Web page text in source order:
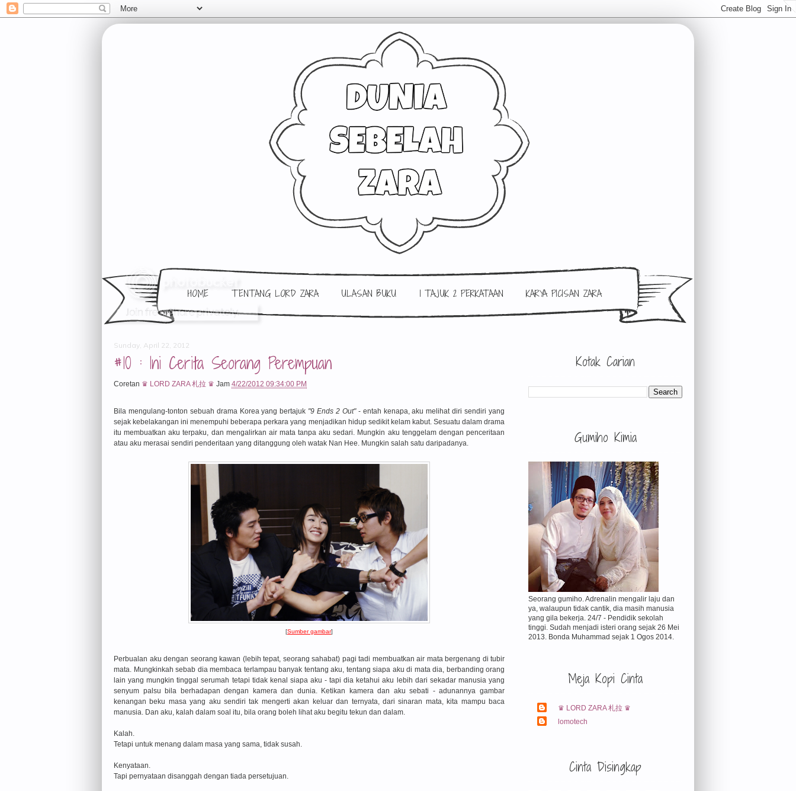
HOME TENTANG LORD ZARA ULASAN BUKU 1 TAJUK 2 PERKATAAN KARYA PICISAN ZARA
Sunday, April 22, 2012
#10 : Ini Cerita Seorang Perempuan
Coretan ♛ LORD ZARA 札拉 ♛ Jam 4/22/2012 09:34:00 PM
Bila mengulang-tonton sebuah drama Korea yang bertajuk "9 Ends 2 Out"- entah kenapa, aku melihat diri sendiri yang
sejak kebelakangan ini menempuhi beberapa perkara yang menjadikan hidup sedikit kelam kabut. Sesuatu dalam drama
itu membuatkan aku terpaku, dan mengalirkan air mata tanpa aku sedari. Mungkin aku tenggelam dengan penceritaan
atau aku merasai sendiri penderitaan yang ditanggung oleh watak Nan Hee. Mungkin salah satu daripadanya.
[Sumber gambar]
Perbualan aku dengan seorang kawan (lebih tepat, seorang sahabat) pagi tadi membuatkan air mata bergenang di tubir
mata. Mungkinkah sebab dia membaca terlampau banyak tentang aku, tentang siapa aku di mata dia, berbanding orang
lain yang mungkin tinggal serumah tetapi tidak kenal siapa aku - tapi dia ketahui aku lebih dari sekadar manusia yang
senyum palsu bila berhadapan dengan kamera dan dunia. Ketikan kamera dan aku sebati - adunannya gambar
kenangan beku masa yang aku sendiri tak mengerti akan keluar dan ternyata, dari sinaran mata, kita mampu baca
manusia. Dan aku, kalah dalam soal itu, bila orang boleh lihat aku begitu tekun dan dalam.
Kalah.
Tetapi untuk menang dalam masa yang sama, tidak susah.
Kenyataan.
Tapi pernyataan disanggah dengan tiada persetujuan.
Kotak Carian
Gumiho Kimia
Seorang gumiho. Adrenalin mengalir laju dan
ya, walaupun tidak cantik, dia masih manusia
yang gila bekerja. 24/7 - Pendidik sekolah
tinggi. Sudah menjadi isteri orang sejak 26 Mei
2013. Bonda Muhammad sejak 1 Ogos 2014.
Meja Kopi Cinta
♛ LORD ZARA 札拉 ♛
lomotech
Cinta Disingkap